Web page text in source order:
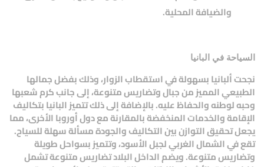
والضيافة المحلية.
السياحة في البانيا
نجحت ألبانيا بسهولة في استقطاب الزوار، وذلك بفضل جمالها
الطبيعي المميز من جبال وتضاريس متنوعة، إلى جانب كرم شعبها
وحبه لوطنه والحفاظ عليه. بالإضافة إلى ذلك تتميز البانيا بتكاليف
الإقامة والخدمات المنخفضة بالمقارنة مع دول أوروبا الأخرى، مما
يجعل تحقيق التوازن بين التكاليف والجودة مسألة سهلة للسياح.
تقع في الشمال الغربي لجبل الأسود، وتتميز بسواحل طويلة
وتضاريس متنوعة. ويضم الداخل البلاد تضاريس متنوعة تشمل